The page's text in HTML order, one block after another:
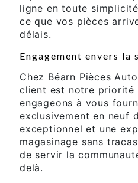
ligne en toute
ce que vos pièces
délais.
Engagement envers
Chez Béarn Pièces
client est notre priorité
engageons à vous
exclusivement en neuf
exceptionnel et une
magasinage sans
de servir la
delà.